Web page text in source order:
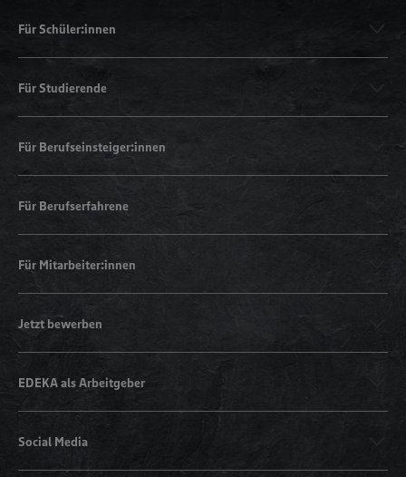
Für Schüler:innen
Für Studierende
Für Berufseinsteiger:innen
Für Berufserfahrene
Für Mitarbeiter:innen
Jetzt bewerben
EDEKA als Arbeitgeber
Social Media